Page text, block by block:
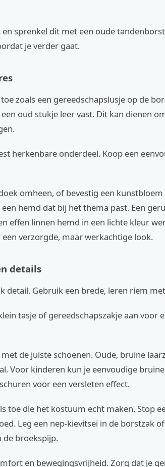
sprenkel dit met een oude
je verder gaat.
zoals een gereedschapslusje op de
oud stukje leer vast. Dit kan dienen
herkenbare onderdeel. Koop een
omheen, of bevestig een
hemd dat bij het thema past. Een
effen linnen hemd in een lichte kleur
verzorgde, maar werkachtige look.
details
detail. Gebruik een brede, leren riem
tasje of gereedschapszakje aan voor
de juiste schoenen. Oude, bruine
Voor kinderen kun je eenvoudige
voor een versleten effect.
toe die het kostuum echt maken. Stop
Leg een nep-kievitsei in de borstzak
de broekspijp.
en bewegingsvrijheid. Zorg dat je